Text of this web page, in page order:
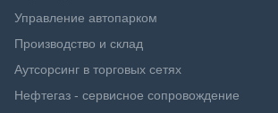
Управление автопарком
Производство и склад
Аутсорсинг в торговых сетях
Нефтегаз - сервисное сопровождение